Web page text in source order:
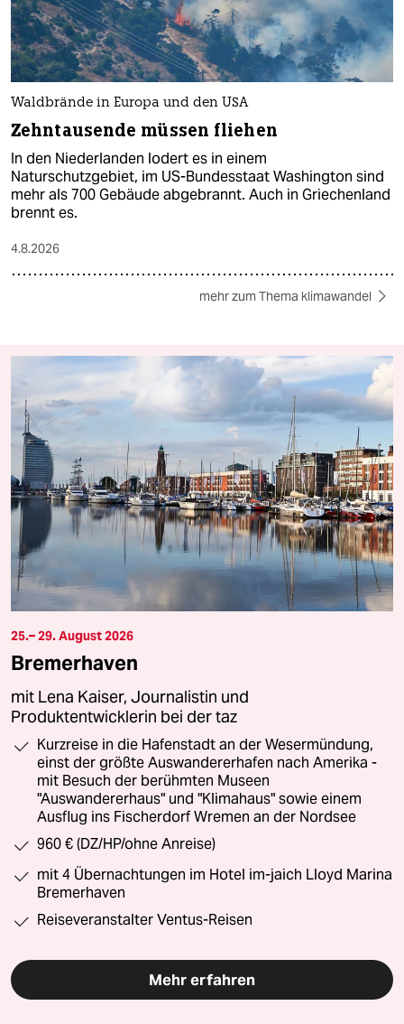
Waldbrände in Europa und den USA
Zehntausende müssen fliehen
In den Niederlanden lodert es in einem
Naturschutzgebiet, im US-Bundesstaat Washington sind
mehr als 700 Gebäude abgebrannt. Auch in Griechenland
brennt es.
4.8.2026
mehr zum Thema klimawandel
25.– 29. August 2026
Bremerhaven
mit Lena Kaiser, Journalistin und
Produktentwicklerin bei der taz
Kurzreise in die Hafenstadt an der Wesermündung,
einst der größte Auswandererhafen nach Amerika -
mit Besuch der berühmten Museen
"Auswandererhaus" und "Klimahaus" sowie einem
Ausflug ins Fischerdorf Wremen an der Nordsee
960 € (DZ/HP/ohne Anreise)
mit 4 Übernachtungen im Hotel im-jaich Lloyd Marina
Bremerhaven
Reiseveranstalter Ventus-Reisen
Mehr erfahren